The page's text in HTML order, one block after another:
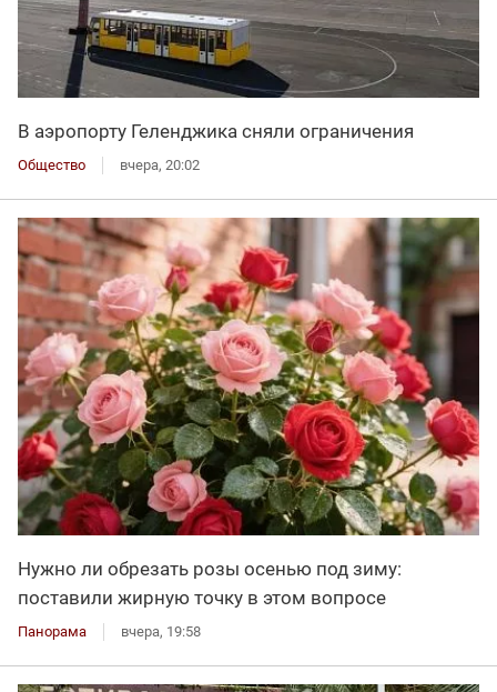
В аэропорту Геленджика сняли ограничения
Общество вчера, 20:02
Нужно ли обрезать розы осенью под зиму:
поставили жирную точку в этом вопросе
Панорама вчера, 19:58